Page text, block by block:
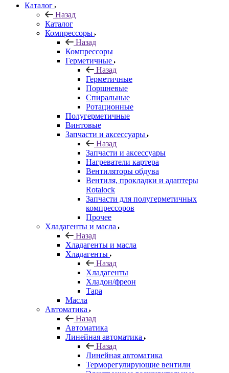
Каталог
Назад
Каталог
Компрессоры
Назад
Компрессоры
Герметичные
Назад
Герметичные
Поршневые
Спиральные
Ротационные
Полугерметичные
Винтовые
Запчасти и аксессуары
Назад
Запчасти и аксессуары
Нагреватели картера
Вентиляторы обдува
Вентиля, прокладки и адаптеры
Rotalock
Запчасти для полугерметичных
компрессоров
Прочее
Хладагенты и масла
Назад
Хладагенты и масла
Хладагенты
Назад
Хладагенты
Хладон/фреон
Тара
Масла
Автоматика
Назад
Автоматика
Линейная автоматика
Назад
Линейная автоматика
Терморегулирующие вентили